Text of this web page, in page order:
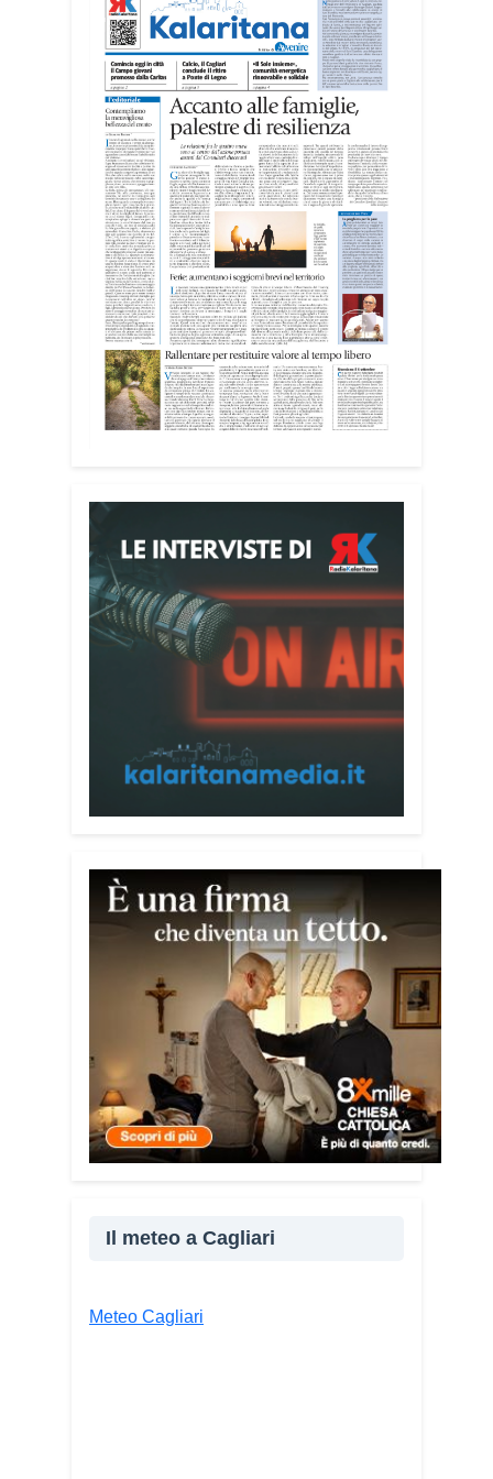
Attenzione alle telefonate
Una pubblicazione di servizio dedicata
alla prevenzione delle truffe ai danni
degli anziani e delle persone più fragili.
Vademecum contro le truffe,
Passi di Speranzae da anni
impegnato nel sostegno alle persone
più vulnerabili. «L’idea di realizzare il
soprattutto le persone più fragili: anziani,
malati e persone socialmente isolate,
che spesso vengono lasciate sole e
senza strumenti per difendersi. La mia
esperienza personale e il contatto
diretto con chi vive situazioni di
vulnerabilità mi hanno spinto a creare
uno strumento semplice, concreto e
facilmente consultabile. L’obiettivo era
accompagnare le persone, non
spaventarle o farle sentire giudicate».
d’allarme e comportamenti utili da
e che punta soprattutto a prevenire.
Il meteo a Cagliari
Meteo Cagliari